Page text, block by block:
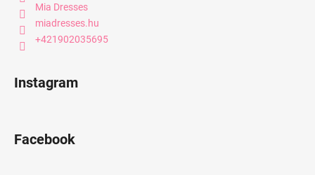
Mia Dresses
miadresses.hu
+421902035695
Instagram
Facebook